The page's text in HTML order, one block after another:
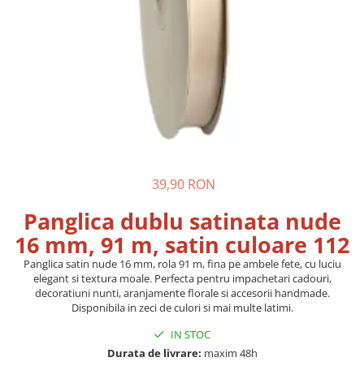
39,90 RON
Panglica dublu satinata nude
16 mm, 91 m, satin culoare 112
Panglica satin nude 16 mm, rola 91 m, fina pe ambele fete, cu luciu
elegant si textura moale. Perfecta pentru impachetari cadouri,
decoratiuni nunti, aranjamente florale si accesorii handmade.
Disponibila in zeci de culori si mai multe latimi.
IN STOC
Durata de livrare: maxim 48h